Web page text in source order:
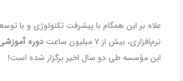
علاه بر این همگام با پیشرفت تکنولوژی و با
نرم‌افزاری، بیش از ۷ میلیون ساعت
دوره
این مؤسسه طی دو سال اخیر برگزار شده است!